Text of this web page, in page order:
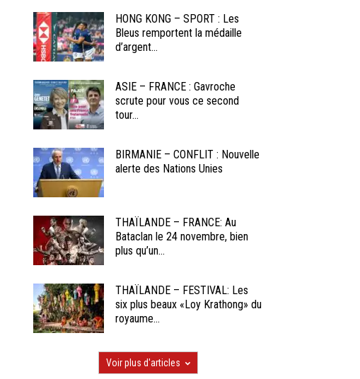
HONG KONG – SPORT : Les
Bleus remportent la médaille
d’argent...
ASIE – FRANCE : Gavroche
scrute pour vous ce second
tour...
BIRMANIE – CONFLIT : Nouvelle
alerte des Nations Unies
THAÏLANDE – FRANCE: Au
Bataclan le 24 novembre, bien
plus qu’un...
THAÏLANDE – FESTIVAL: Les
six plus beaux «Loy Krathong» du
royaume...
Voir plus d'articles